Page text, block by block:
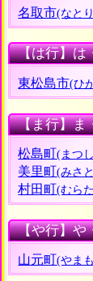
名取市(なと
【は行】は
東松島市(ひ
【ま行】ま
松島町(まつ
美里町(みさ
村田町(むら
【や行】や
山元町(やま